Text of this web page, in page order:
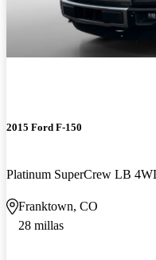
2015 Ford F-150
Platinum SuperCrew LB
Franktown, CO
28 millas